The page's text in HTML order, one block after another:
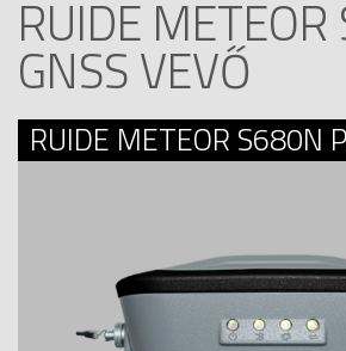
RUIDE
GNSS VEVŐ
RUIDE METEOR S680N